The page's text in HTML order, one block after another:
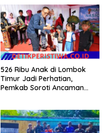
526 Ribu Anak di Lombok
Timur Jadi Perhatian,
Pemkab Soroti Ancaman